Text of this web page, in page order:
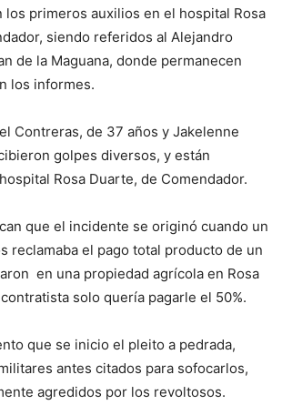
los primeros auxilios en el hospital Rosa
siendo referidos al Alejandro
de la Maguana, donde permanecen
los informes.
Contreras, de 37 años y Jakelenne
golpes diversos, y están
Rosa Duarte, de Comendador.
que el incidente se originó cuando un
reclamaba el pago total producto de un
en una propiedad agrícola en Rosa
solo quería pagarle el 50%.
que se inicio el pleito a pedrada,
antes citados para sofocarlos,
agredidos por los revoltosos.